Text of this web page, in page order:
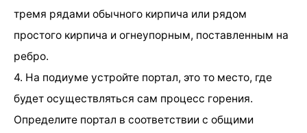
тремя рядами обычного кирпича или рядом
простого кирпича и огнеупорным, поставленным на
ребро.
4. На подиуме устройте портал, это то место, где
будет осуществляться сам процесс горения.
Определите портал в соответствии с общими